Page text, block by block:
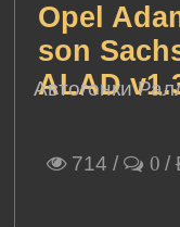
Opel
son
ALAD
Автогонки
714 / 0 /